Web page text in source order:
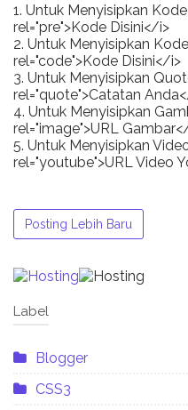
1. Untuk Menyisipkan
rel="pre">Kode Disini</i>
2. Untuk Menyisipkan
rel="code">Kode Disini</i>
3. Untuk Menyisipkan
rel="quote">Catatan
4. Untuk Menyisipkan
rel="image">URL
5. Untuk Menyisipkan
rel="youtube">URL Video
Posting Lebih Baru
Label
Blogger
CSS3